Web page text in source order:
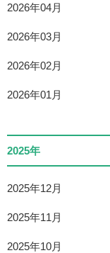
2026年04月
2026年03月
2026年02月
2026年01月
2025年
2025年12月
2025年11月
2025年10月